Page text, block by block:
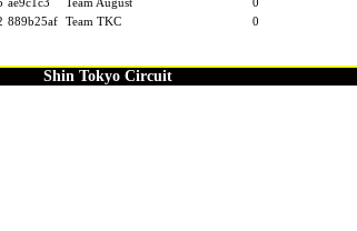
889b25af Team TKC 0
Shin Tokyo Circuit